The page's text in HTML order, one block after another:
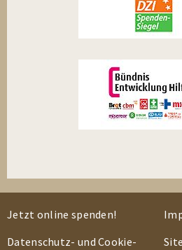
Jetzt online spenden!
Datenschutz- und Cookie-